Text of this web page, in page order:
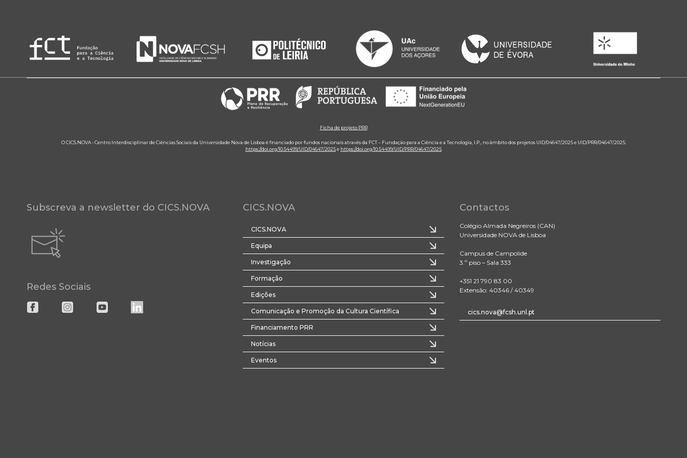
Ficha de projeto PRR
O CICS.NOVA - Centro Interdisciplinar de Ciências Sociais da Universidade Nova de Lisboa é financiado por fundos nacionais através da FCT – Fundação para a Ciência e a Tecnologia, I.P., no âmbito dos projetos UID/04647/2025 e UID/PRR/04647/2025.
https://doi.org/10.54499/UID/04647/2025e https://doi.org/10.54499/UID/PRR/04647/2025
Subscreva a newsletter do CICS.NOVA
Redes Sociais
CICS.NOVA
CICS.NOVA
Equipa
Investigação
Formação
Edições
Comunicação e Promoção da Cultura Científica
Financiamento PRR
Notícias
Eventos
Contactos
Colégio Almada Negreiros (CAN)
Universidade NOVA de Lisboa
Campus de Campolide
3.º piso – Sala 333
+351 21 790 83 00
Extensão: 40346 / 40349
cics.nova@fcsh.unl.pt